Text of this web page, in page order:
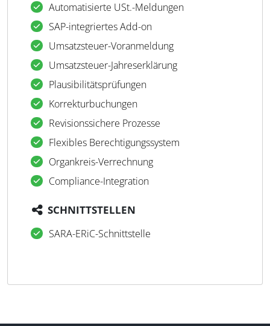
Automatisierte USt.-Meldungen
SAP-integriertes Add-on
Umsatzsteuer-Voranmeldung
Umsatzsteuer-Jahreserklärung
Plausibilitätsprüfungen
Korrekturbuchungen
Revisionssichere Prozesse
Flexibles Berechtigungssystem
Organkreis-Verrechnung
Compliance-Integration
SCHNITTSTELLEN
SARA-ERiC-Schnittstelle